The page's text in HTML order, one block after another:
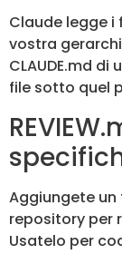
Claude legge i
vostra
CLAUDE.md
file sotto quel
Aggiungete un
repository per
Usatelo per